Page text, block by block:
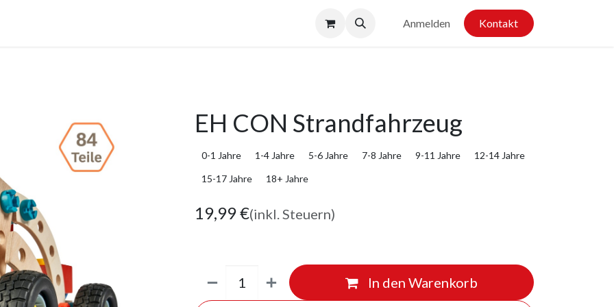
Anmelden Kontakt
EH CON Strandfahrzeug
0-1 Jahre 1-4 Jahre 5-6 Jahre 7-8 Jahre 9-11 Jahre
12-14 Jahre
15-17 Jahre
18+ Jahre
19,99€(inkl. Steuern)
In den Warenkorb